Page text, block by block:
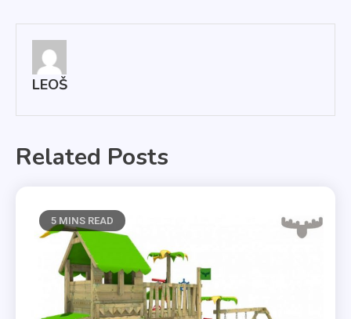
příspěvek
LEOŠ
Related Posts
5 MINS READ